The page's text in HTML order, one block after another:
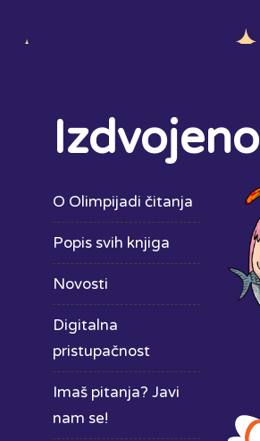
Izdvojeno
O Olimpijadi čitanja
Popis svih knjiga
Novosti
Digitalna
pristupačnost
Imaš pitanja? Javi
nam se!